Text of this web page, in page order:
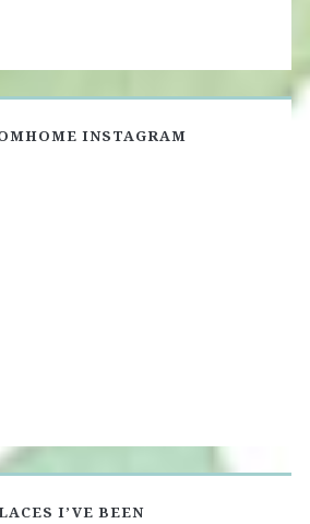
INSTAGRAM
I’VE BEEN